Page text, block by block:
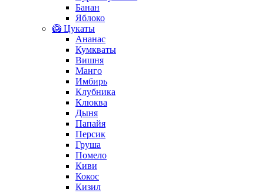
Банан
Яблоко
🥝 Цукаты
Ананас
Кумкваты
Вишня
Манго
Имбирь
Клубника
Клюква
Дыня
Папайя
Персик
Груша
Помело
Киви
Кокос
Кизил